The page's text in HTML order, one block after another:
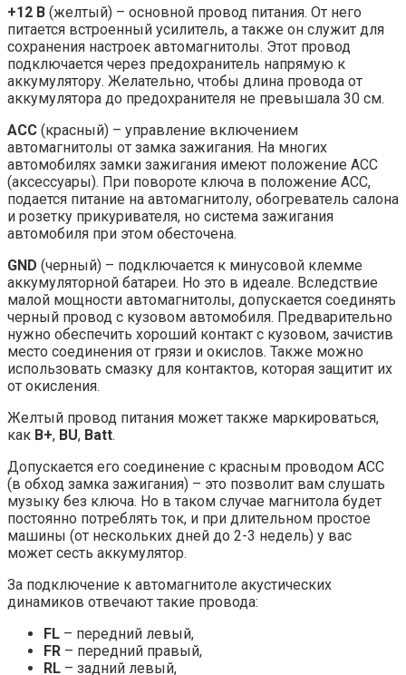
+12 В (желтый) – основной провод питания. От него
питается встроенный усилитель, а также он служит для
сохранения настроек автомагнитолы. Этот провод
подключается через предохранитель напрямую к
аккумулятору. Желательно, чтобы длина провода от
аккумулятора до предохранителя не превышала 30 см.
ACC (красный) – управление включением
автомагнитолы от замка зажигания. На многих
автомобилях замки зажигания имеют положение АСС
(аксессуары). При повороте ключа в положение ACC,
подается питание на автомагнитолу, обогреватель салона
и розетку прикуривателя, но система зажигания
автомобиля при этом обесточена.
GND (черный) – подключается к минусовой клемме
аккумуляторной батареи. Но это в идеале. Вследствие
малой мощности автомагнитолы, допускается соединять
черный провод с кузовом автомобиля. Предварительно
нужно обеспечить хороший контакт с кузовом, зачистив
место соединения от грязи и окислов. Также можно
использовать смазку для контактов, которая защитит их
от окисления.
Желтый провод питания может также маркироваться,
как B+, BU, Batt.
Допускается его соединение с красным проводом АСС
(в обход замка зажигания) – это позволит вам слушать
музыку без ключа. Но в таком случае магнитола будет
постоянно потреблять ток, и при длительном простое
машины (от нескольких дней до 2-3 недель) у вас
может сесть аккумулятор.
За подключение к автомагнитоле акустических
динамиков отвечают такие провода:
FL – передний левый,
FR – передний правый,
RL – задний левый,